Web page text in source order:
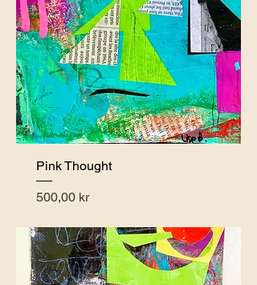
Pink Thought
Pris
500,00 kr